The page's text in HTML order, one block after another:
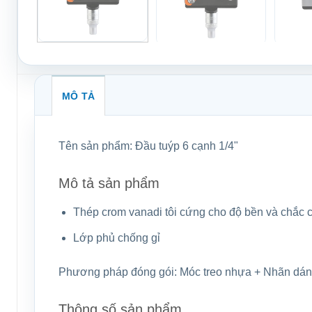
MÔ TẢ
Tên sản phẩm: Đầu tuýp 6 cạnh 1/4"
Mô tả sản phẩm
Thép crom vanadi tôi cứng cho độ bền và chắc
Lớp phủ chống gỉ
Phương pháp đóng gói: Móc treo nhựa + Nhãn dán